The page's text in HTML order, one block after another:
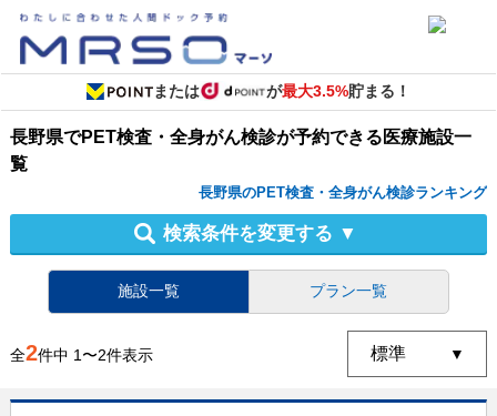
または が最大3.5%貯まる！
長野県でPET検査・全身がん検診が予約できる医療施設一
覧
長野県のPET検査・全身がん検診ランキング
検索条件を変更する ▼
施設一覧 プラン一覧
全2件中 1〜2件表示